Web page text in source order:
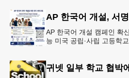
AP 한국어 개설, 서
AP 한국어 개설 캠페인 확
능 미국 공립·사립 고등학
귀넷 일부 학교 협박